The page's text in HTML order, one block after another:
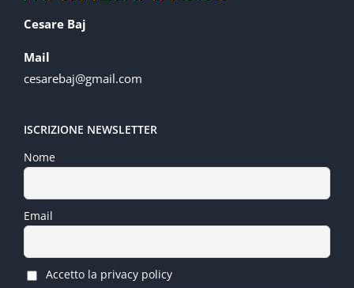
Cesare Baj
Mail
cesarebaj@gmail.com
ISCRIZIONE NEWSLETTER
Nome
Email
Accetto la privacy policy